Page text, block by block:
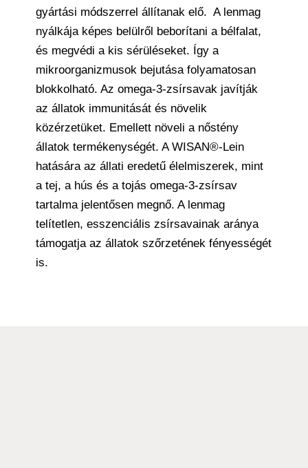
gyártási módszerrel állítanak elő. A lenmag
nyálkája képes belülről beborítani a bélfalat,
és megvédi a kis sérüléseket. Így a
mikroorganizmusok bejutása folyamatosan
blokkolható. Az omega-3-zsírsavak javítják
az állatok immunitását és növelik
közérzetüket. Emellett növeli a nőstény
állatok termékenységét. A WISAN®-Lein
hatására az állati eredetű élelmiszerek, mint
a tej, a hús és a tojás omega-3-zsírsav
tartalma jelentősen megnő. A lenmag
telítetlen, esszenciális zsírsavainak aránya
támogatja az állatok szőrzetének fényességét
is.